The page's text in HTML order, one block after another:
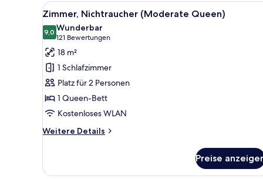
Alle
Fotos
für
Zimmer,
Nichtraucher
(Moderate
Queen)
anzeigen
Ein Hotelzimmer mit Bett,
4
Zimmer, Nichtraucher (Moderate Queen)
9,09,0 von 10
Wunderbar
121 Bewertungen
(121
Bewertungen)
18 m²
1 Schlafzimmer
Platz für 2 Personen
1 Queen-Bett
Kostenloses WLAN
Weitere Details
Weitere
Nichtraucher
Preise